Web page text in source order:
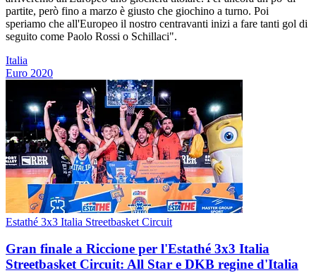
partite, però fino a marzo è giusto che giochino a turno. Poi
speriamo che all'Europeo il nostro centravanti inizi a fare tanti gol di
seguito come Paolo Rossi o Schillaci".
Italia
Euro 2020
Estathé 3x3 Italia Streetbasket Circuit
Gran finale a Riccione per l'Estathé 3x3 Italia
Streetbasket Circuit: All Star e DKB regine d'Italia